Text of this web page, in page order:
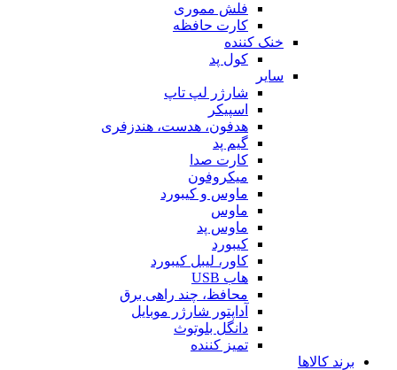
فلش مموری
کارت حافظه
خنک کننده
کول پد
سایر
شارژر لپ تاپ
اسپیکر
هدفون، هدست، هندزفری
گیم پد
کارت صدا
میکروفون
ماوس و کیبورد
ماوس
ماوس پد
کیبورد
کاور، لیبل کیبورد
هاب USB
محافظ، چند راهی برق
آداپتور شارژر موبایل
دانگل بلوتوث
تمیز کننده
برند کالاها